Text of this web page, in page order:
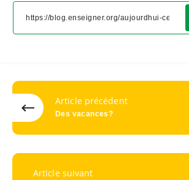
Article précédent
Des vacances?
Article suivant